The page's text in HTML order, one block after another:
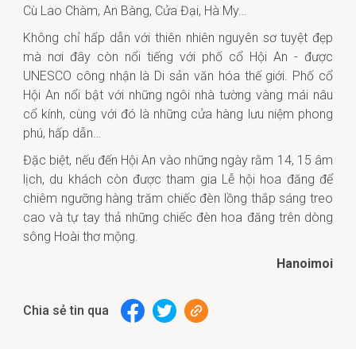
Cù Lao Chàm, An Bàng, Cửa Đại, Hà My…
Không chỉ hấp dẫn với thiên nhiên nguyên sơ tuyệt đẹp
mà nơi đây còn nổi tiếng với phố cổ Hội An - được
UNESCO công nhận là Di sản văn hóa thế giới. Phố cổ
Hội An nổi bật với những ngôi nhà tường vàng mái nâu
cổ kính, cùng với đó là những cửa hàng lưu niệm phong
phú, hấp dẫn…
Đặc biệt, nếu đến Hội An vào những ngày rằm 14, 15 âm
lịch, du khách còn được tham gia Lễ hội hoa đăng để
chiêm ngưỡng hàng trăm chiếc đèn lồng thắp sáng treo
cao và tự tay thả những chiếc đèn hoa đăng trên dòng
sông Hoài thơ mộng.
Hanoimoi
Chia sẻ tin qua